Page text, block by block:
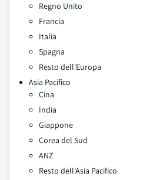
Regno Unito
Francia
Italia
Spagna
Resto dell'Europa
Asia Pacifico
Cina
India
Giappone
Corea del Sud
ANZ
Resto dell'Asia Pacifico